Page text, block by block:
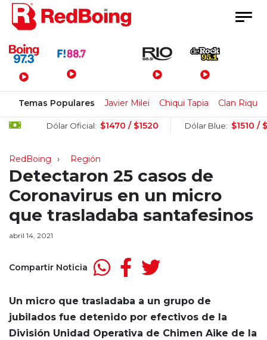
Menú Principal
Temas Populares Javier Milei Chiqui Tapia Clan
Dólar Oficial: $1470 / $1520 Dólar Blue: $1510 /
RedBoing Región
Detectaron 25 casos de
Coronavirus en un micro
que trasladaba santafesinos
abril 14, 2021
Compartir Noticia
Un micro que trasladaba a un grupo de
jubilados fue detenido por efectivos de la
División Unidad Operativa de Chimen Aike de la